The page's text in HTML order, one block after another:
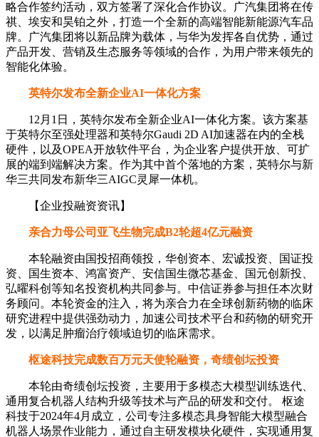
略合作签约活动，双方签署了深化合作协议。广汽集团将在传
祺、埃安和昊铂之外，打造一个全新的高端智能新能源汽车品
牌。广汽集团将以新品牌为载体，与华为发挥各自优势，通过
产品开发、营销及生态服务等领域的合作，为用户带来领先的
智能化体验。
英特尔发布全新企业AI一体化方案
12月1日，英特尔发布全新企业AI一体化方案。该方案基
于英特尔至强处理器和英特尔Gaudi 2D AI加速器在内的全栈
硬件，以及OPEA开放软件平台，为企业客户提供开放、可扩
展的端到端解决方案。作为其中首个落地的方案，英特尔与新
华三共同发布新华三AIGC灵犀一体机。
【企业投融资资讯】
亲合力母公司亚飞生物完成B2轮超4亿元融资
本轮融资由国投招商领投，华创资本、宏诚投资、国证投
资、国生资本、鸿富资产、安信国生微芯基金、国元创新投、
弘曜科创等知名投资机构共同参与。中信证券参与担任本次财
务顾问。本轮资金的注入，将为亲合力在全球创新药物的临床
研究进程中提供强劲动力，加速公司技术平台和药物的研究开
发，以满足肿瘤治疗领域迫切的临床需求。
枢途科技完成数百万元天使轮融资，奇绩创坛投资
本轮由奇绩创坛投资，主要用于多模态大模型训练迭代、
通用复合机器人结构升级等技术与产品的研发和交付。 枢途
科技于2024年4月成立，公司专注多模态具身智能大模型融合
机器人场景作业能力，通过自主研发模块化硬件，实现通用复